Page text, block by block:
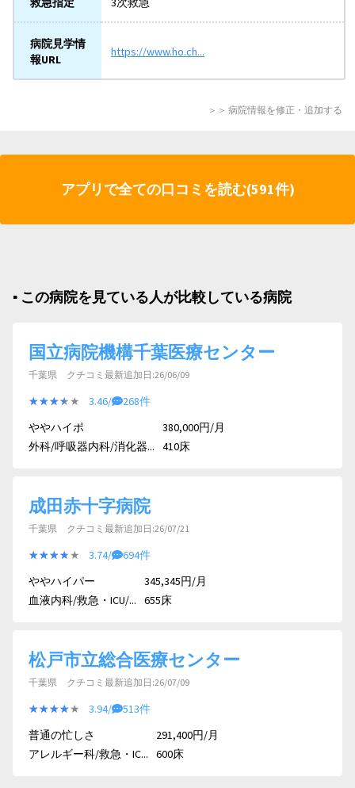
病院見学情
報URL
https://www.ho.ch...
＞＞ 病院情報を修正・追加する
アプリで全ての口コミを読む(591件)
▪︎ この病院を見ている人が比較している病院
国立病院機構千葉医療センター
千葉県 クチコミ最新追加日:26/06/09
★★★★★
★★★★★ 3.46/
268件
ややハイポ
外科/呼吸器内科/消化器...
380,000円/月
410床
成田赤十字病院
千葉県 クチコミ最新追加日:26/07/21
★★★★★
★★★★★ 3.74/
694件
ややハイパー
血液内科/救急・ICU/...
345,345円/月
655床
松戸市立総合医療センター
千葉県 クチコミ最新追加日:26/07/09
★★★★★
★★★★★ 3.94/
513件
普通の忙しさ
アレルギー科/救急・IC...
291,400円/月
600床